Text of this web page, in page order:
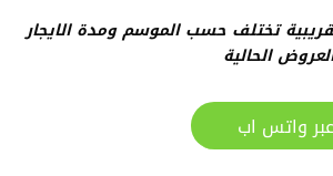
تختلف حسب الموسم ومدة الايجار
الحالية
واتس اب